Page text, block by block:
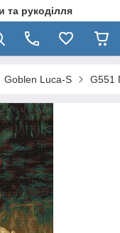
та рукоділля
Goblen Luca-S G551